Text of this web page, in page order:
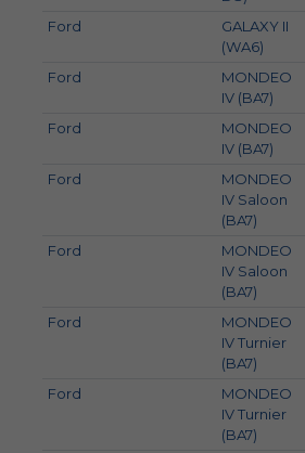
Ford
GALAXY II
(WA6)
Ford
MONDEO
IV (BA7)
Ford
MONDEO
IV (BA7)
Ford
MONDEO
IV Saloon
(BA7)
Ford
MONDEO
IV Saloon
(BA7)
Ford
MONDEO
IV Turnier
(BA7)
Ford
MONDEO
IV Turnier
(BA7)